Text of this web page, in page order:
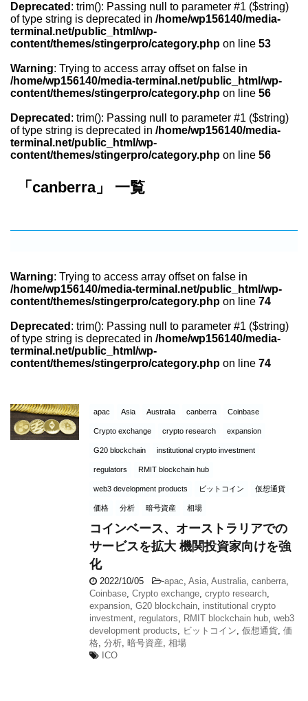
Deprecated : trim(): Passing null to parameter #1 ($string)
of type string is deprecated in /home/wp156140/media-
terminal.net/public_html/wp-
content/themes/stingerpro/category.php on line 53
Warning: Trying to access array offset on false in
/home/wp156140/media-terminal.net/public_html/wp-
content/themes/stingerpro/category.php on line 56
Deprecated : trim(): Passing null to parameter #1 ($string)
of type string is deprecated in /home/wp156140/media-
terminal.net/public_html/wp-
content/themes/stingerpro/category.php on line 56
「canberra」 一覧
Warning: Trying to access array offset on false in
/home/wp156140/media-terminal.net/public_html/wp-
content/themes/stingerpro/category.php on line 74
Deprecated : trim(): Passing null to parameter #1 ($string)
of type string is deprecated in /home/wp156140/media-
terminal.net/public_html/wp-
content/themes/stingerpro/category.php on line 74
apac Asia Australia canberra Coinbase
Crypto exchange crypto research expansion
G20 blockchain institutional crypto investment
regulators RMIT blockchain hub
web3 development products ビットコイン 仮想通貨
価格 分析 暗号資産 相場
コインベース、オーストラリアでの
サービスを拡大 機関投資家向けを強
化
2022/10/05 -apac Asia Australia canberra
Coinbase Crypto exchange crypto research
expansion G20 blockchain institutional crypto
investment regulators RMIT blockchain hub web3
development products
ビットコイン 仮想通貨 価
格 分析 暗号資産 相場
ICO